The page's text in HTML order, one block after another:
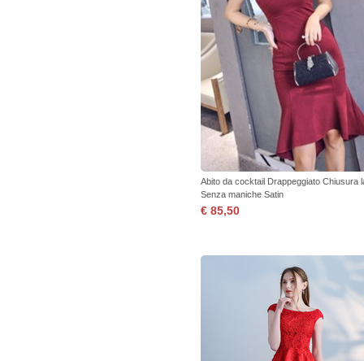
Abito da cocktail Drappeggiato Chiusura
Senza maniche Satin
€ 85,50